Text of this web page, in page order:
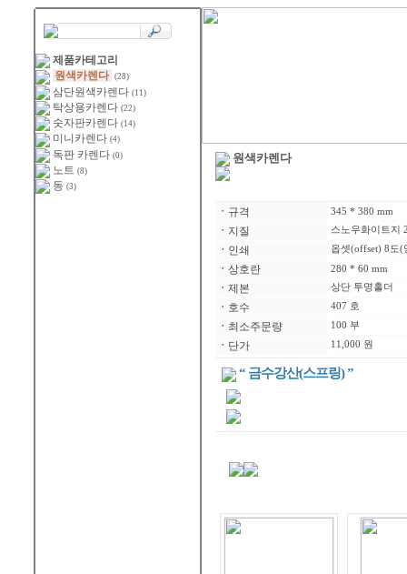
제품카테고리
원색카렌다 (28)
삼단원색카렌다 (11)
탁상용카렌다 (22)
숫자판카렌다 (14)
미니카렌다 (4)
독판 카렌다 (0)
노트 (8)
동 (3)
원색카렌다
ㆍ 규격 345 * 380 mm
ㆍ 지질 스노우화이트지
ㆍ 인쇄 옵셋(offset) 8도(
ㆍ 상호란 280 * 60 mm
ㆍ 제본 상단 투명홀더
ㆍ 호수 407 호
ㆍ 최소주문량 100 부
ㆍ 단가 11,000 원
“ 금수강산(스프링) ”